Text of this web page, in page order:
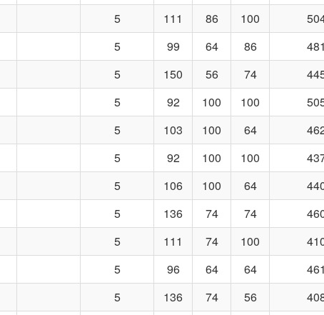
5 111 86 100
5 99 64 86 481
5 150 56 74
5 92 100 100
5 103 100 64
5 92 100 100
5 106 100 64
5 136 74 74
5 111 74 100
5 96 64 64 461
5 136 74 56